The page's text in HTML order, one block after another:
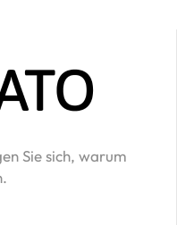
Sie sich, warum